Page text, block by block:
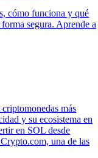
cómo funciona y qué
segura. Aprende a
más
y su ecosistema en
en SOL desde
una de las